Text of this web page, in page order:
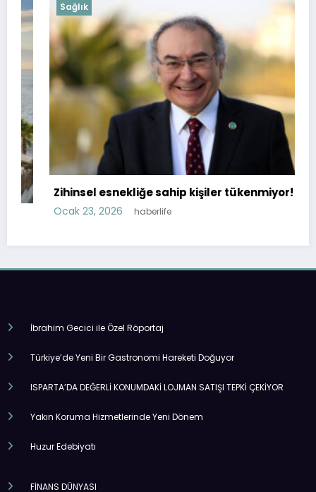
Sağlık
Zihinsel esnekliğe sahip kişiler tükenmiyor!
Ocak 23, 2026 haberlife
İbrahim Gecici ile Özel Röportaj
Türkiye’de Yeni Bir Gastronomi Hareketi Doğuyor
ISPARTA’DA DEĞERLİ KONUMDAKİ LOJMAN SATIŞI TEPKİ ÇEKİYOR
Yakın Koruma Hizmetlerinde Yeni Dönem
Huzur Edebiyatı
FİNANS DÜNYASI